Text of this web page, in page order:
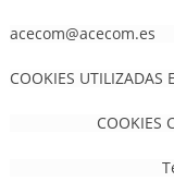
acecom@acecom.es
COOKIES UTILIZADAS
COOKIES